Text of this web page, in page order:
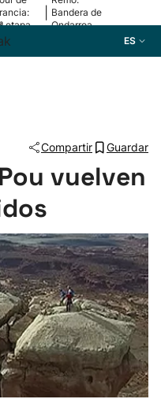
etapa
Bandera de
Ondarroa
ES
Compartir Guardar
vuelven